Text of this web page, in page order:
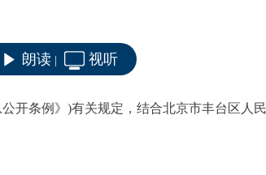
朗读 视听
开条例》)有关规定，结合北京市丰台区人